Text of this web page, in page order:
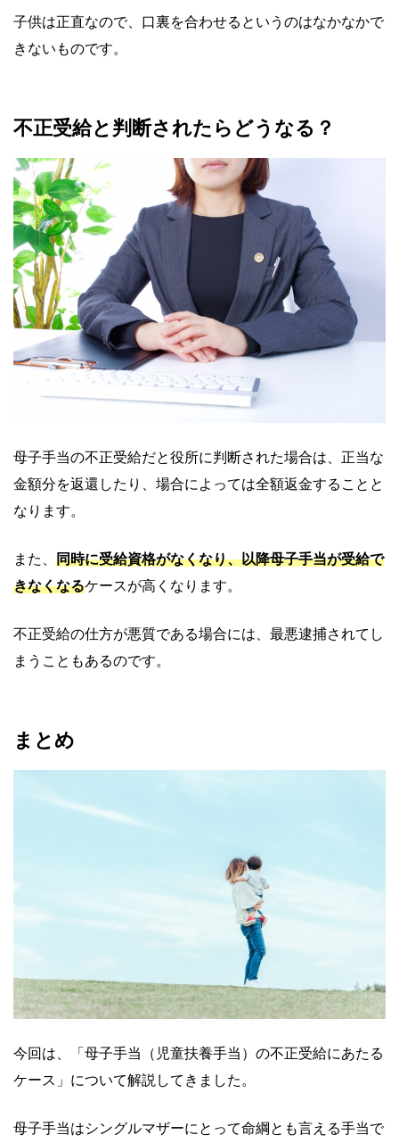
子供は正直なので、口裏を合わせるというのはなかなかで
きないものです。
不正受給と判断されたらどうなる？
母子手当の不正受給だと役所に判断された場合は、正当な
金額分を返還したり、場合によっては全額返金することと
なります。
また、 同時に受給資格がなくなり、以降母子手当が受給で
きなくなるケースが高くなります。
不正受給の仕方が悪質である場合には、最悪逮捕されてし
まうこともあるのです。
まとめ
今回は、「母子手当（児童扶養手当）の不正受給にあたる
ケース」について解説してきました。
母子手当はシングルマザーにとって命綱とも言える手当で